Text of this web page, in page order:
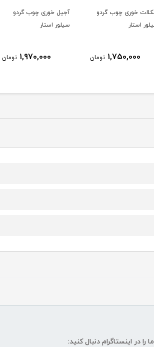
آجیل خوری چوب گردو
سیلور استار
1,970,000 تومان
اردوخوری برگ چوب گردو
سیلور استار
990,000 تومان
ما را در اینستاگرام دنبال کنید: